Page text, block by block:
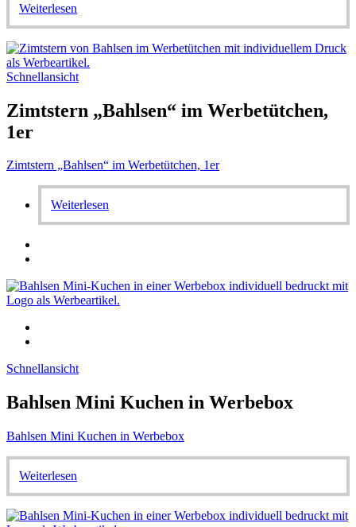
Weiterlesen
Schnellansicht
Zimtstern „Bahlsen“ im Werbetütchen,
1er
Zimtstern „Bahlsen“ im Werbetütchen, 1er
Weiterlesen
Schnellansicht
Bahlsen Mini Kuchen in Werbebox
Bahlsen Mini Kuchen in Werbebox
Weiterlesen